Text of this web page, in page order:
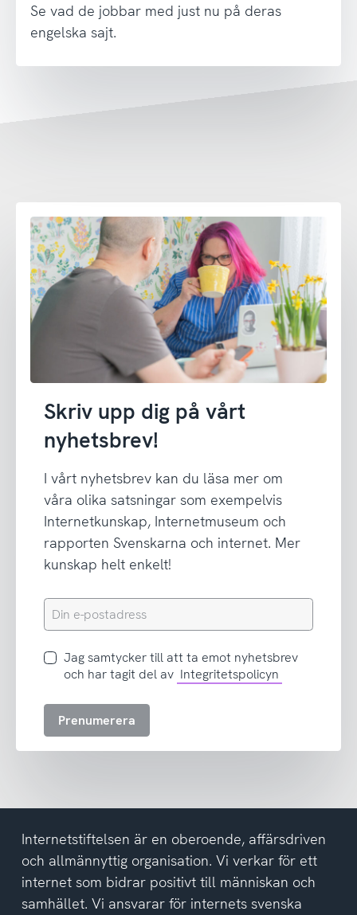
Se vad de jobbar med just nu på deras
engelska sajt.
Skriv upp dig på vårt
nyhetsbrev!
I vårt nyhetsbrev kan du läsa mer om
våra olika satsningar som exempelvis
Internetkunskap, Internetmuseum och
rapporten Svenskarna och internet. Mer
kunskap helt enkelt!
Din
e-
Jag
samtycker
att
del
av
integritetspolicyn
Jag samtycker till att ta emot nyhetsbrev
och har tagit del av Integritetspolicyn
Prenumerera
Internetstiftelsen är en oberoende, affärsdriven
och allmännyttig organisation. Vi verkar för ett
internet som bidrar positivt till människan och
samhället. Vi ansvarar för internets svenska